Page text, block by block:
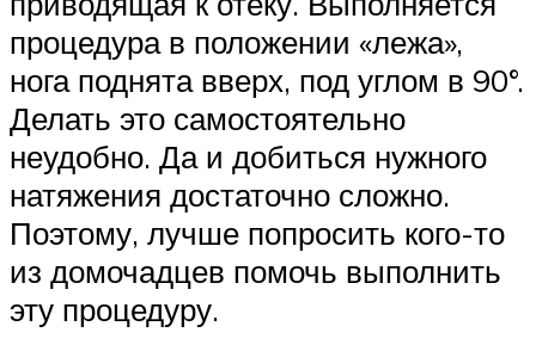
процедура в положении «лежа»,
нога поднята вверх, под углом в 90°.
Делать это самостоятельно
неудобно. Да и добиться нужного
натяжения достаточно сложно.
Поэтому, лучше попросить кого-то
из домочадцев помочь выполнить
эту процедуру.